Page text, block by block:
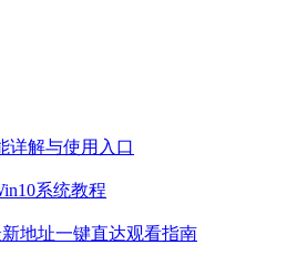
详解与使用入口
系统教程
地址一键直达观看指南